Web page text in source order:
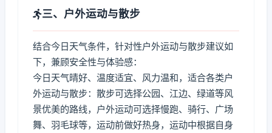
三、户外运动与散步
结合今日天气条件，针对性户外运动与散步建议如
下，兼顾安全性与体验感：
今日天气晴好、温度适宜、风力温和，适合各类户
外运动与散步：散步可选择公园、江边、绿道等风
景优美的路线，户外运动可选择慢跑、骑行、广场
舞、羽毛球等，运动前做好热身，运动中根据自身